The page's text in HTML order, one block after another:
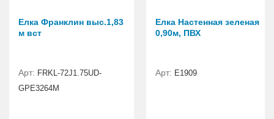
Елка Франклин выс.1,83
м вст
Арт: FRKL-72J1.75UD-
GPE3264M
Елка Настенная зеленая
0,90м, ПВХ
Арт: E1909